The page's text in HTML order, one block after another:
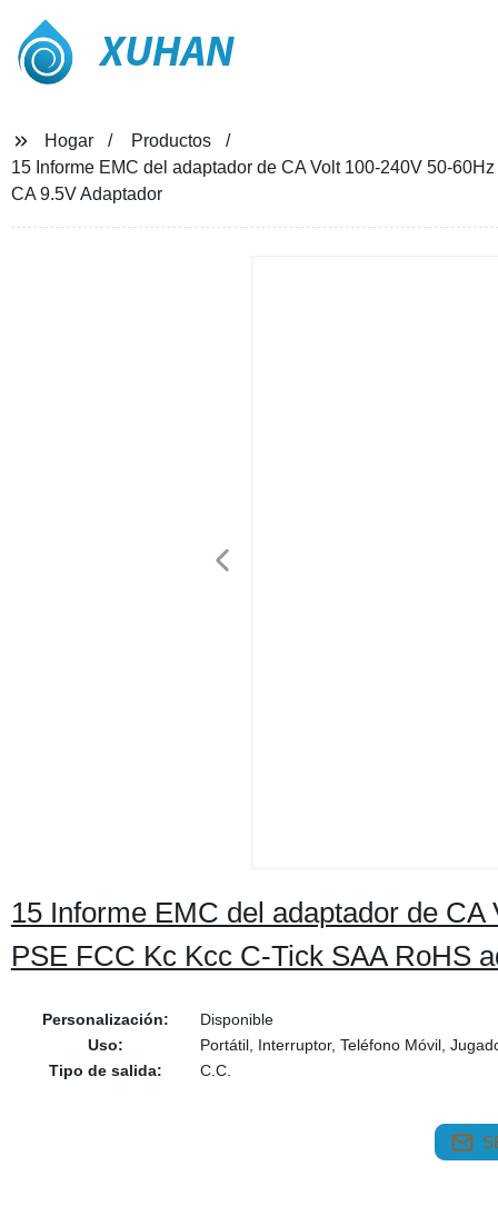
XUHAN
Hogar
Productos
15 Informe EMC del adaptador de CA Volt 100-240V 50-
CA 9.5V Adaptador
15 Informe EMC del adaptador de
PSE FCC Kc Kcc C-Tick SAA RoHS
Personalización:
Disponible
Uso:
Portátil, Interruptor, Teléfono Móvil,
Tipo de salida:
C.C.